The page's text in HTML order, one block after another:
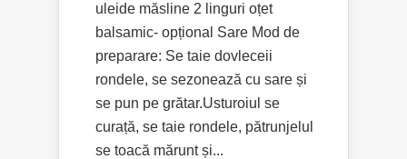
uleide măsline 2 linguri oțet
balsamic- opțional Sare Mod de
preparare: Se taie dovleceii
rondele, se sezonează cu sare și
se pun pe grătar.Usturoiul se
curață, se taie rondele, pătrunjelul
se toacă mărunt și...